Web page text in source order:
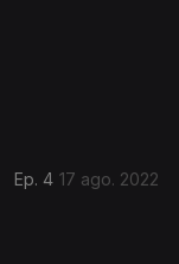
Ep. 4 17 ago. 2022